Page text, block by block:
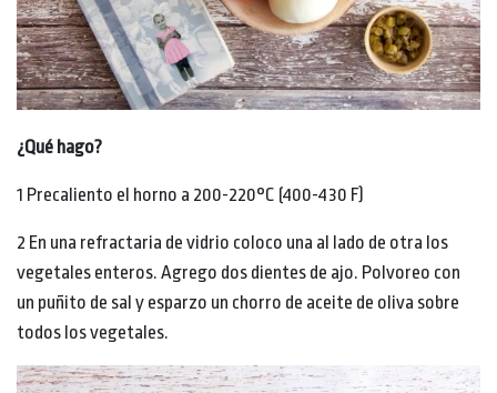
¿Qué hago?
1 Precaliento el horno a 200-220°C (400-430 F)
2 En una refractaria de vidrio coloco una al lado de otra los
vegetales enteros. Agrego dos dientes de ajo. Polvoreo con
un puñito de sal y esparzo un chorro de aceite de oliva sobre
todos los vegetales.